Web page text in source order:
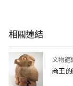
相關連結
文物館
商王